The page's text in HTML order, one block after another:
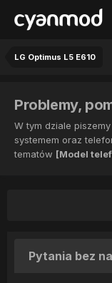
LG Optimus L5 E610
Problemy,
W tym dziale
systemem oraz
tematów [Model
Pytania bez